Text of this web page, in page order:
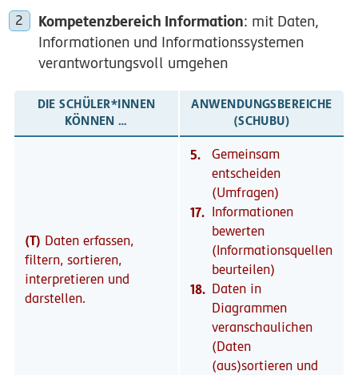
Kompetenzbereich Information: mit Daten,
Informationen und Informationssystemen
verantwortungsvoll umgehen
DIE SCHÜLER*INNEN
KÖNNEN …
ANWENDUNGSBEREICHE
(SCHUBU)
(T) Daten erfassen,
filtern, sortieren,
interpretieren und
darstellen.
5.
Gemeinsam
entscheiden
(Umfragen)
17. Informationen
bewerten
(Informationsquellen
beurteilen)
18. Daten in
Diagrammen
veranschaulichen
(Daten
(aus)sortieren und